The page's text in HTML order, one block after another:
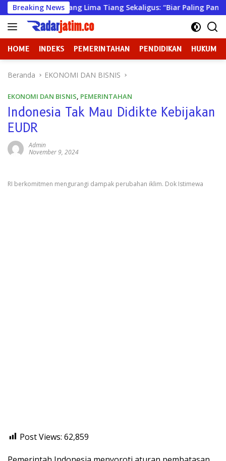
Langsung
ke
konten
Breaking News
Pasang Lima Tiang Sekaligus: “Biar Paling Pancasilais”
HOME INDEKS PEMERINTAHAN PENDIDIKAN HUKUM
Beranda EKONOMI DAN BISNIS
EKONOMI DAN BISNIS, PEMERINTAHAN
Indonesia Tak Mau Didikte Kebijakan
EUDR
Admin
November 9, 2024
RI berkomitmen mengurangi dampak perubahan iklim. Dok Istimewa
Post Views: 62,859